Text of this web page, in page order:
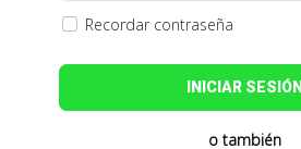
Recordar contraseña
INICIAR SESIÓN
o también